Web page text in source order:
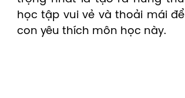
học tập vui vẻ và thoải mái để
con yêu thích môn học này.